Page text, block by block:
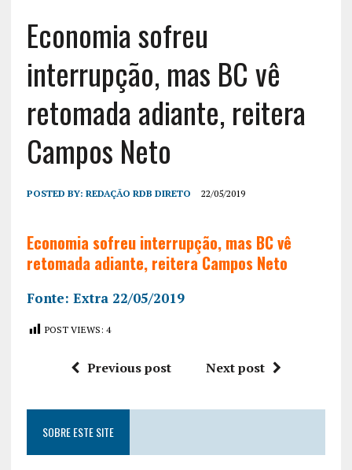
Economia sofreu
interrupção, mas BC vê
retomada adiante, reitera
Campos Neto
POSTED BY: REDAÇÃO RDB DIRETO 22/05/2019
Economia sofreu interrupção, mas BC vê
retomada adiante, reitera Campos Neto
Fonte: Extra 22/05/2019
POST VIEWS: 4
Previous post Next post
SOBRE ESTE SITE